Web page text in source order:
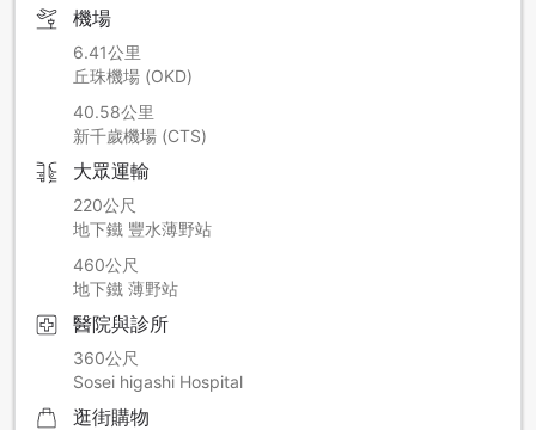
機場
6.41公里
丘珠機場 (OKD)
40.58公里
新千歲機場 (CTS)
大眾運輸
220公尺
地下鐵 豐水薄野站
460公尺
地下鐵 薄野站
醫院與診所
360公尺
Sosei higashi Hospital
逛街購物